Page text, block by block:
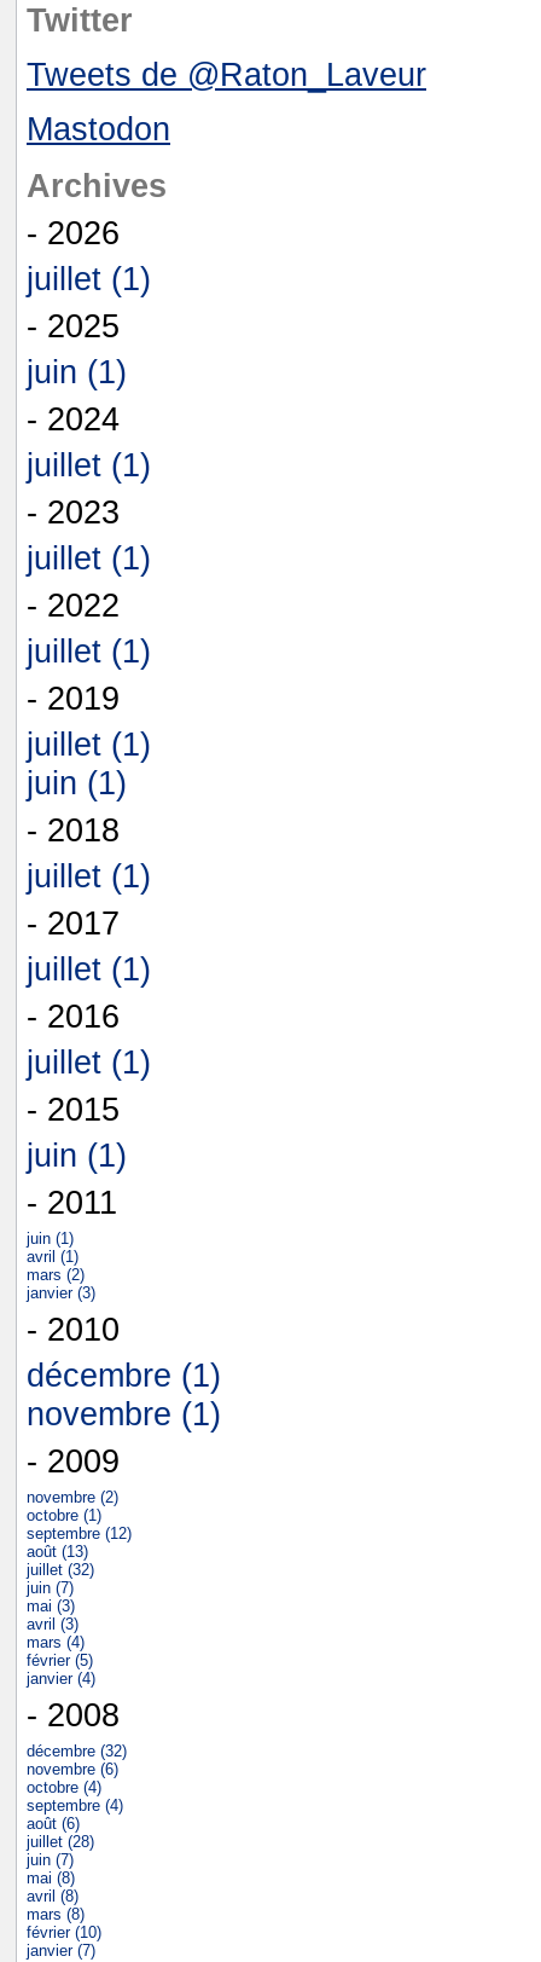
Twitter
Tweets de @Raton_Laveur
Mastodon
Archives
- 2026
juillet (1)
- 2025
juin (1)
- 2024
juillet (1)
- 2023
juillet (1)
- 2022
juillet (1)
- 2019
juillet (1)
juin (1)
- 2018
juillet (1)
- 2017
juillet (1)
- 2016
juillet (1)
- 2015
juin (1)
- 2011
juin (1)
avril (1)
mars (2)
janvier (3)
- 2010
décembre (1)
novembre (1)
- 2009
novembre (2)
octobre (1)
septembre (12)
août (13)
juillet (32)
juin (7)
mai (3)
avril (3)
mars (4)
février (5)
janvier (4)
- 2008
décembre (32)
novembre (6)
octobre (4)
septembre (4)
août (6)
juillet (28)
juin (7)
mai (8)
avril (8)
mars (8)
février (10)
janvier (7)